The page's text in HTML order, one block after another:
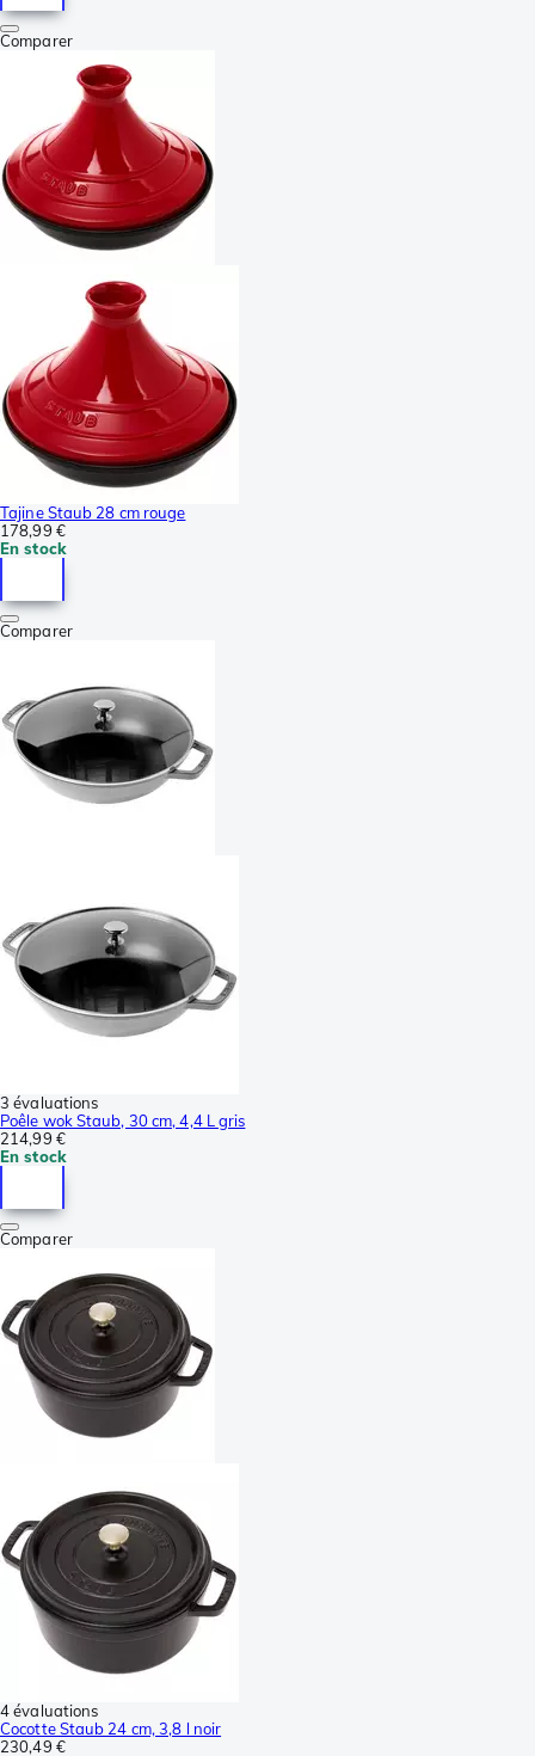
Comparer
Tajine Staub 28 cm rouge
178,99 €
En stock
Comparer
3 évaluations
Poêle wok Staub, 30 cm, 4,4 L gris
214,99 €
En stock
Comparer
4 évaluations
Cocotte Staub 24 cm, 3,8 l noir
230,49 €